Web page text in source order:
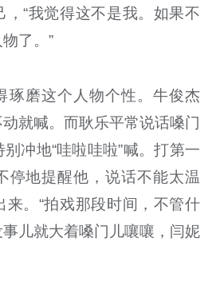
“我觉得这不是我。如果不
了。”
琢磨这个人物个性。牛俊杰
就喊。而耿乐平常说话嗓门
冲地“哇啦哇啦”喊。打第一
停地提醒他，说话不能太温
。“拍戏那段时间，不管什
儿就大着嗓门儿嚷嚷，闫妮